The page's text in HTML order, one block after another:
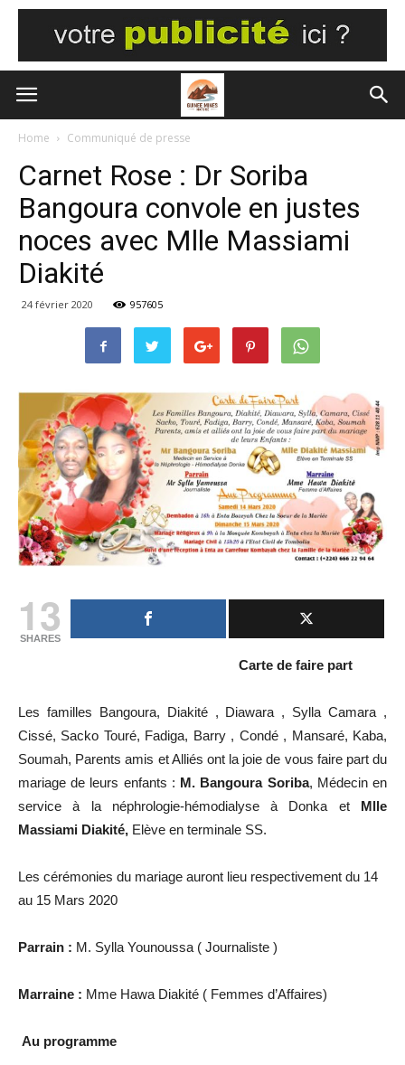
Home Communiqué de presse
Carnet Rose : Dr Soriba
Bangoura convole en justes
noces avec Mlle Massiami
Diakité
24 février 2020 957605
13
SHARES
Carte de faire part
Les familles Bangoura, Diakité , Diawara , Sylla Camara ,
Cissé, Sacko Touré, Fadiga, Barry , Condé , Mansaré, Kaba,
Soumah, Parents amis et Alliés ont la joie de vous faire part du
mariage de leurs enfants : M. Bangoura Soriba, Médecin en
service à la néphrologie-hémodialyse à Donka et Mlle
Massiami Diakité, Elève en terminale SS.
Les cérémonies du mariage auront lieu respectivement du 14
au 15 Mars 2020
Parrain : M. Sylla Younoussa ( Journaliste )
Marraine : Mme Hawa Diakité ( Femmes d’Affaires)
Au programme